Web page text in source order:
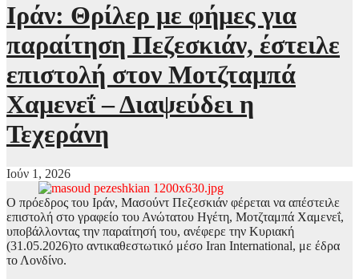
Ιράν: Θρίλερ με φήμες για
παραίτηση Πεζεσκιάν, έστειλε
επιστολή στον Μοτζταμπά
Χαμενεΐ – Διαψεύδει η
Τεχεράνη
Ιούν 1, 2026
Ο πρόεδρος του Ιράν, Μασούντ Πεζεσκιάν φέρεται να απέστειλε
επιστολή στο γραφείο του Ανώτατου Ηγέτη, Μοτζταμπά Χαμενεΐ,
υποβάλλοντας την παραίτησή του, ανέφερε την Κυριακή
(31.05.2026)το αντικαθεστωτικό μέσο Iran International, με έδρα
το Λονδίνο.